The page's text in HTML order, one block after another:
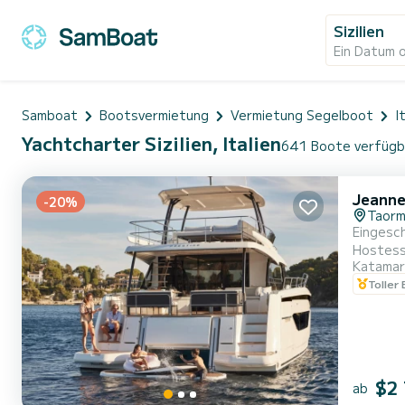
Sizilien
Ein Datum
Samboat Bootsvermietung Vermietung Segelboot
Yachtcharter Sizilien, Italien641 Boote
-20%
einToller
ab $2